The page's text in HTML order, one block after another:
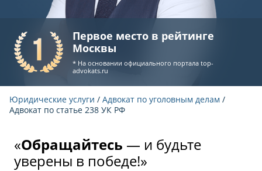
Первое место в рейтинге
Москвы
* На основании официального порталаtop-
advokats.ru
Юридические услуги / Адвокат по уголовным делам /
Адвокат по статье 238 УК РФ
«Обращайтесь — и будьте
уверены в победе!»